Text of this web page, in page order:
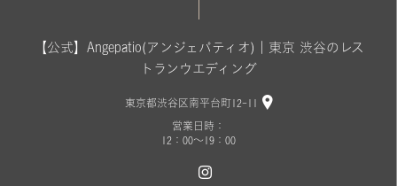
【公式】Angepatio(アンジェパティオ)｜東京 渋谷のレス
トランウエディング
東京都渋谷区南平台町12-11
営業日時：
12：00～19：00